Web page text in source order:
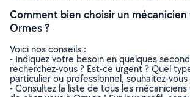
Comment bien choisir un mécanicien
Ormes ?
Voici nos conseils :
- Indiquez votre besoin en quelques
recherchez-vous ? Est-ce urgent ? Quel
particulier ou professionnel, souhaitez-vous
- Consultez la liste de tous les